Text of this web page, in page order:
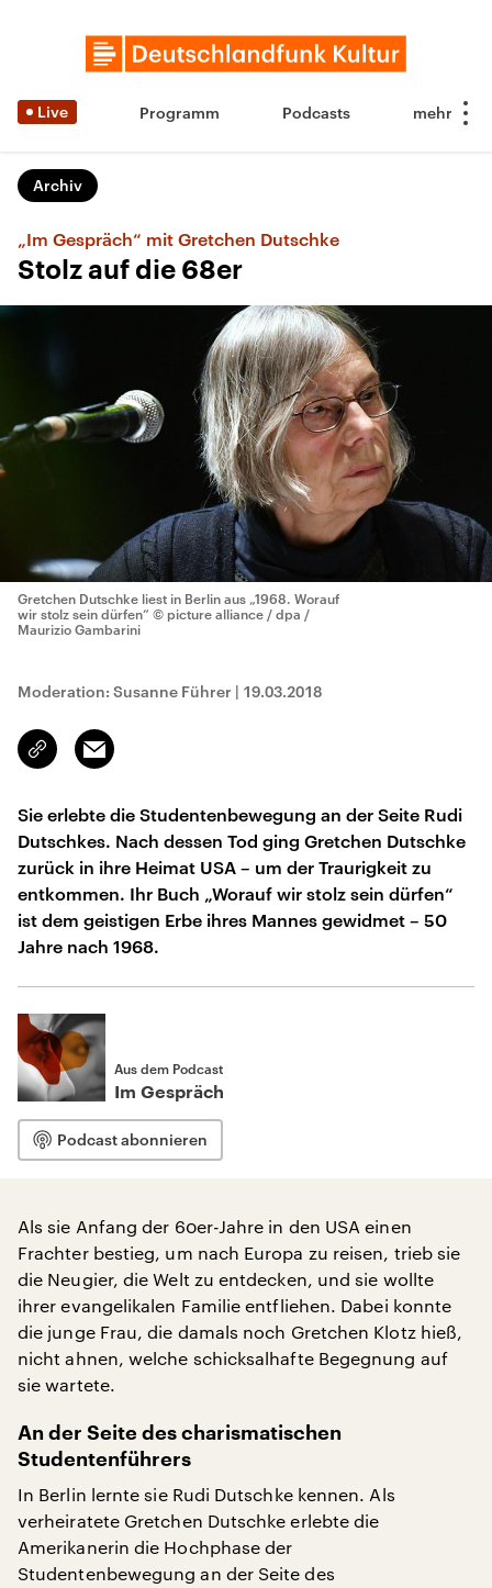
Live Programm Podcasts
Archiv
„Im Gespräch“ mit Gretchen Dutschke
Stolz auf die 68er
Gretchen Dutschke liest in Berlin aus „1968. Worauf
wir stolz sein dürfen“ © picture alliance / dpa /
Maurizio Gambarini
Moderation: Susanne Führer | 19.03.2018
Link
kopieren/teilen
Email
Sie erlebte die Studentenbewegung an der Seite Rudi
Dutschkes. Nach dessen Tod ging Gretchen Dutschke
zurück in ihre Heimat USA – um der Traurigkeit zu
entkommen. Ihr Buch „Worauf wir stolz sein dürfen“
ist dem geistigen Erbe ihres Mannes gewidmet – 50
Jahre nach 1968.
Aus dem Podcast
Im Gespräch
Podcast abonnieren
Als sie Anfang der 60er-Jahre in den USA einen
Frachter bestieg, um nach Europa zu reisen, trieb sie
die Neugier, die Welt zu entdecken, und sie wollte
ihrer evangelikalen Familie entfliehen. Dabei konnte
die junge Frau, die damals noch Gretchen Klotz hieß,
nicht ahnen, welche schicksalhafte Begegnung auf
sie wartete.
An der Seite des charismatischen
Studentenführers
In Berlin lernte sie Rudi Dutschke kennen. Als
verheiratete Gretchen Dutschke erlebte die
Amerikanerin die Hochphase der
Studentenbewegung an der Seite des